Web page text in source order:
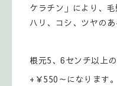
ケラチン」により、
ハリ、コシ、ツヤのあ
根元5、6センチ以上
+￥550～になります。